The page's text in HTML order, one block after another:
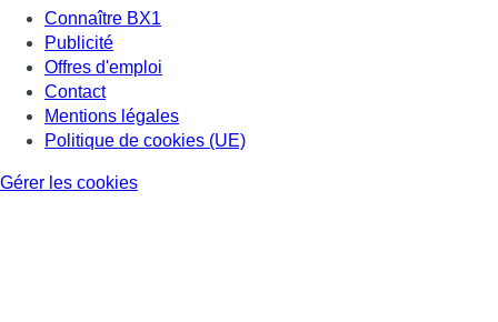
Connaître BX1
Publicité
Offres d'emploi
Contact
Mentions légales
Politique de cookies (UE)
Gérer les cookies